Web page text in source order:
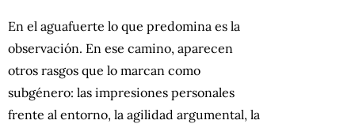
En el aguafuerte lo que predomina es la
observación. En ese camino, aparecen
otros rasgos que lo marcan como
subgénero: las impresiones personales
frente al entorno, la agilidad argumental, la